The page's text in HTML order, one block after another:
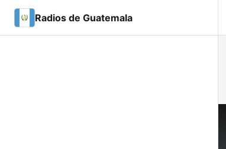
Radios de Guatemala